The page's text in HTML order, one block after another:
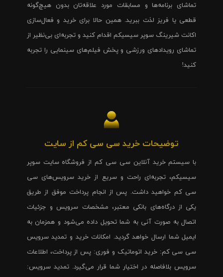
تماشای برنامه‌ها و مسابقات مورد علاقه‌تان بدون هیچ‌گونه
قطعی یا فریز لذت ببرید. همین حالا برای خرید و فعال‌سازی
اکانت شیرینگ سوپر سیسیکم اقدام کنید و تجربه‌ای بی‌نظیر از
تماشای رویدادهای ورزشی و پخش فیلم‌های سینمایی را تجربه
کنید!
توضیحات خرید سی سی کم از سایت
با سیستم خرید آنلاین سی سی کم از فروشگاه سایت سوپر
سیسیکم، تجربه‌ای راحت و سریع از خرید سرویس‌های سی
سی کم خواهید داشت. پس از انجام پرداخت موفق از طریق
یکی از درگاه‌های بانکی معتبر، مشخصات سرویس و جزئیات
اتصال به صورت آنی به شما تحویل داده می‌شود و همزمان به
ایمیل شما ارسال خواهد گردید. امکانات خرید و تمدید سرویس
سی سی کم: خرید اتوماتیک و فوری: پس از پرداخت، اطلاعات
سرویس بلافاصله در اختیار شما قرار می‌گیرد. تمدید سرویس: